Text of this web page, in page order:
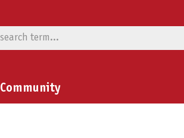
Community